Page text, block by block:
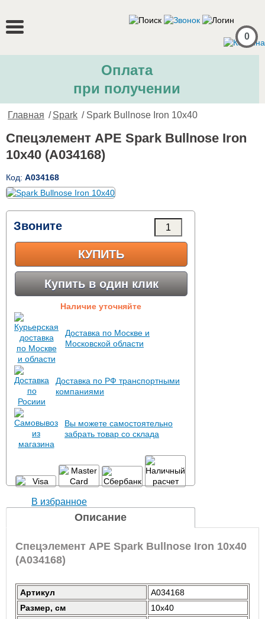
0
Оплата
при получении
Главная / Spark / Spark Bullnose Iron 10x40
Спецэлемент APE Spark Bullnose Iron
10x40 (A034168)
Код: A034168
Звоните
КУПИТЬ
Купить в один клик
Наличие уточняйте
Доставка по Москве и
Московской области
Доставка по РФ транспортными
компаниями
Вы можете самостоятельно
забрать товар со склада
В избранное
Описание
Спецэлемент APE Spark Bullnose Iron 10x40
(A034168)
Артикул
A034168
Размер, см
10x40